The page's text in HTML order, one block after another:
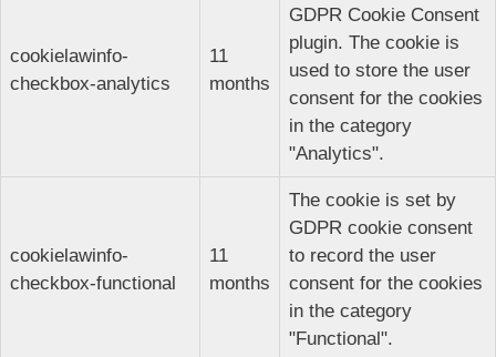
cookielawinfo-
checkbox-analytics
11
months
GDPR Cookie Consent
plugin. The cookie is
used to store the user
consent for the cookies
in the category
"Analytics".
cookielawinfo-
checkbox-functional
11
months
The cookie is set by
GDPR cookie consent
to record the user
consent for the cookies
in the category
"Functional".